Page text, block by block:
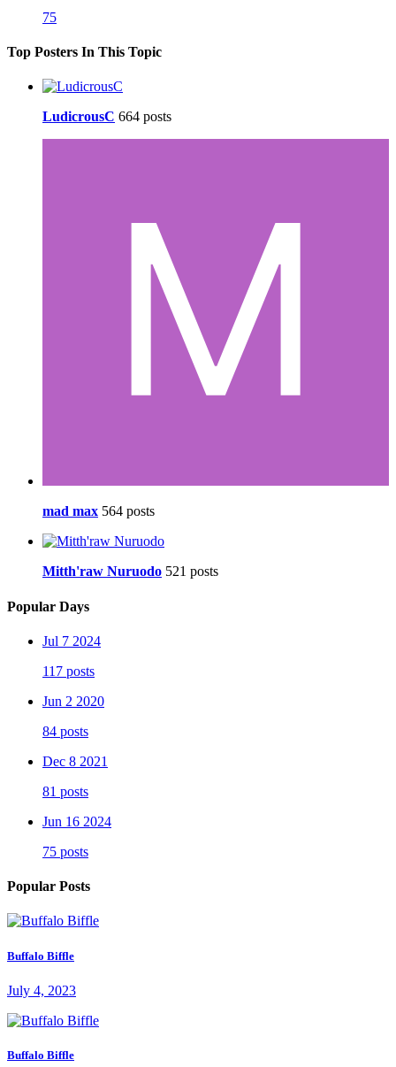
75
Top Posters In This Topic
LudicrousC 664 posts
mad max 564 posts
Mitth'raw Nuruodo 521 posts
Popular Days
Jul 7 2024
117 posts
Jun 2 2020
84 posts
Dec 8 2021
81 posts
Jun 16 2024
75 posts
Popular Posts
Buffalo Biffle
July 4, 2023
Buffalo Biffle